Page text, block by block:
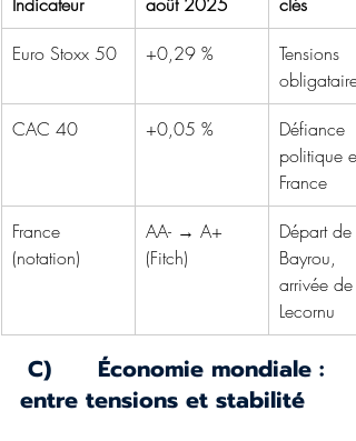
Euro Stoxx 50
+0,29 %
Tensions
obligataires
CAC 40
+0,05 %
Défiance
politique
France
France
(notation)
AA- → A+
(Fitch)
Départ de
Bayrou,
arrivée de
Lecornu
C)      Économie mondiale :
entre tensions et stabilité